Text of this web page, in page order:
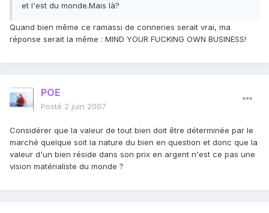
et l'est du monde.Mais là?
Quand bien même ce ramassi de conneries serait vrai, ma
réponse serait la même : MIND YOUR FUCKING OWN BUSINESS!
POE
Posté 2 juin 2007
Considérer que la valeur de tout bien doit être déterminée par le
marché quelque soit la nature du bien en question et donc que la
valeur d'un bien réside dans son prix en argent n'est ce pas une
vision matérialiste du monde ?